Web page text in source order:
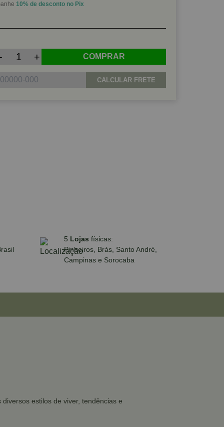
10% de desconto no Pix
+ COMPRAR
CALCULAR FRETE
5 Lojas físicas:
Pinheiros, Brás, Santo André,
Campinas e Sorocaba
estilos de viver, tendências e